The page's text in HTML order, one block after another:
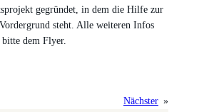
gegründet, in dem die Hilfe zur
steht. Alle weiteren Infos
dem Flyer.
Nächster »